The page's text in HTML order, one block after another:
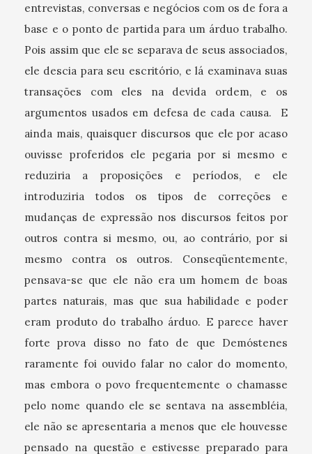
entrevistas, conversas e negócios com os de fora a
base e o ponto de partida para um árduo trabalho.
Pois assim que ele se separava de seus associados,
ele descia para seu escritório, e lá examinava suas
transações com eles na devida ordem, e os
argumentos usados ​​em defesa de cada causa. E
ainda mais, quaisquer discursos que ele por acaso
ouvisse proferidos ele pegaria por si mesmo e
reduziria a proposições e períodos, e ele
introduziria todos os tipos de correções e
mudanças de expressão nos discursos feitos por
outros contra si mesmo, ou, ao contrário, por si
mesmo contra os outros. Conseqüentemente,
pensava-se que ele não era um homem de boas
partes naturais, mas que sua habilidade e poder
eram produto do trabalho árduo. E parece haver
forte prova disso no fato de que Demóstenes
raramente foi ouvido falar no calor do momento,
mas embora o povo frequentemente o chamasse
pelo nome quando ele se sentava na assembléia,
ele não se apresentaria a menos que ele houvesse
pensado na questão e estivesse preparado para